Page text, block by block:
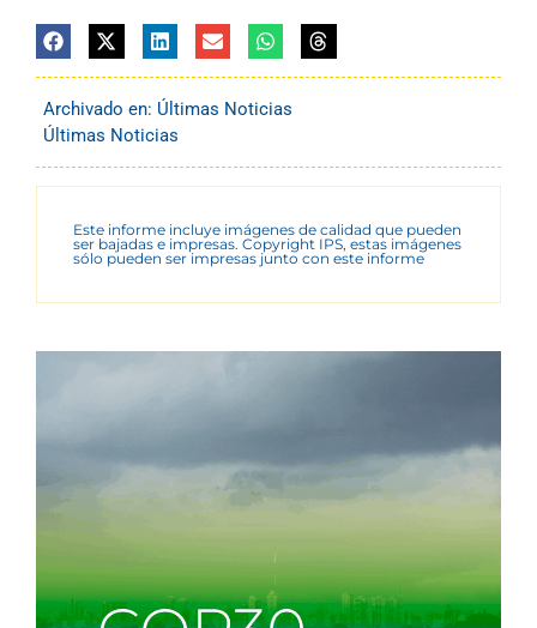
Archivado en: Últimas Noticias
Últimas Noticias
Este informe incluye imágenes de calidad que pueden
ser bajadas e impresas. Copyright IPS, estas imágenes
sólo pueden ser impresas junto con este informe